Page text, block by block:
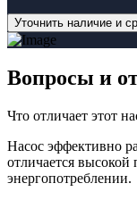
Уточнить наличие и
Вопросы и
Что отличает этот
Насос эффективно
отличается
энергопотреблении.